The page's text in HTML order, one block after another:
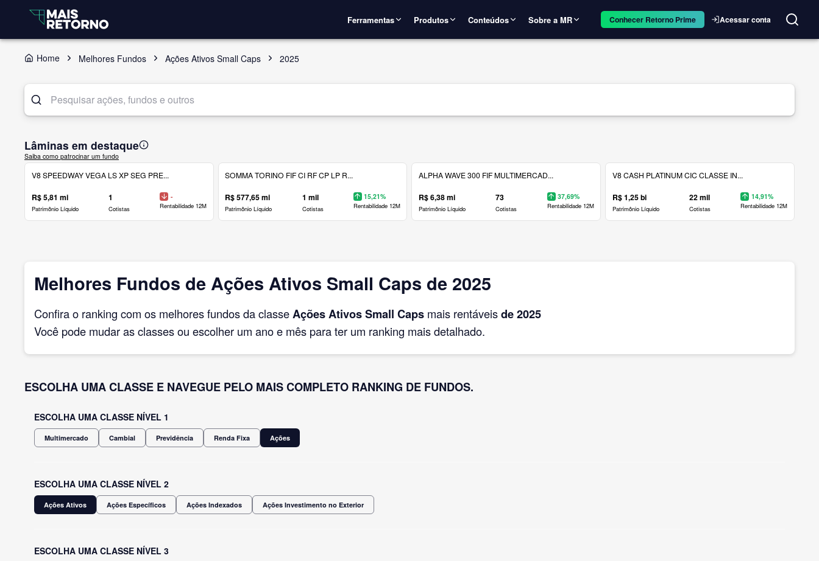
Ferramentas Produtos Conteúdos Sobre a MR Conhecer Retorno Prime Acessar conta
Home Melhores Fundos Ações Ativos Small Caps 2025
Lâminas em destaque
Saiba como patrocinar um fundo
V8 SPEEDWAY VEGA LS XP SEG PRE...
R$ 5,81 mi
Patrimônio Líquido
1
Cotistas
-
Rentabilidade 12M
SOMMA TORINO FIF CI RF CP LP R...
R$ 577,65 mi
Patrimônio Líquido
1 mil
Cotistas
15,21%
Rentabilidade 12M
ALPHA WAVE 300 FIF MULTIMERCAD...
R$ 6,38 mi
Patrimônio Líquido
73
Cotistas
37,69%
Rentabilidade 12M
V8 CASH PLATINUM CIC CLASSE IN...
R$ 1,25 bi
Patrimônio Líquido
22 mil
Cotistas
14,91%
Rentabilidade 12M
Melhores Fundos de Ações Ativos Small Caps de 2025
Confira o ranking com os melhores fundos da classeAções Ativos Small Caps mais rentáveisde 2025
Você pode mudar as classes ou escolher um ano e mês para ter um ranking mais detalhado.
ESCOLHA UMA CLASSE E NAVEGUE PELO MAIS COMPLETO RANKING DE FUNDOS.
ESCOLHA UMA CLASSE NÍVEL 1
Multimercado Cambial Previdência Renda Fixa Ações
ESCOLHA UMA CLASSE NÍVEL 2
Ações Ativos Ações Específicos Ações Indexados Ações Investimento no Exterior
ESCOLHA UMA CLASSE NÍVEL 3